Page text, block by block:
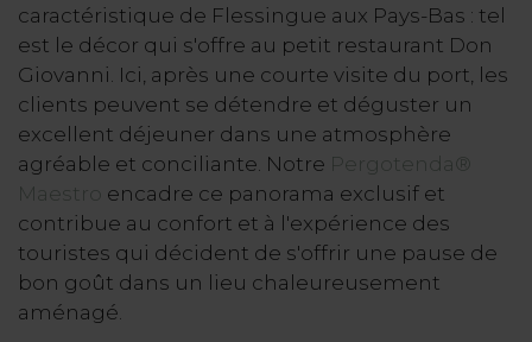
caractéristique de Flessingue aux Pays-Bas : tel
est le décor qui s'offre au petit restaurant Don
Giovanni. Ici, après une courte visite du port, les
clients peuvent se détendre et déguster un
excellent déjeuner dans une atmosphère
agréable et conciliante. Notre Pergotenda®
Maestro
encadre ce panorama exclusif et
contribue au confort et à l'expérience des
touristes qui décident de s'offrir une pause de
bon goût dans un lieu chaleureusement
aménagé.